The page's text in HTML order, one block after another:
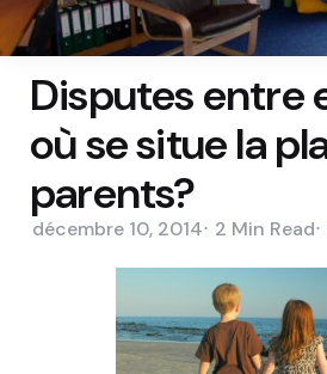
Disputes entre
où se situe la
parents?
décembre 10, 2014 2 Min Read